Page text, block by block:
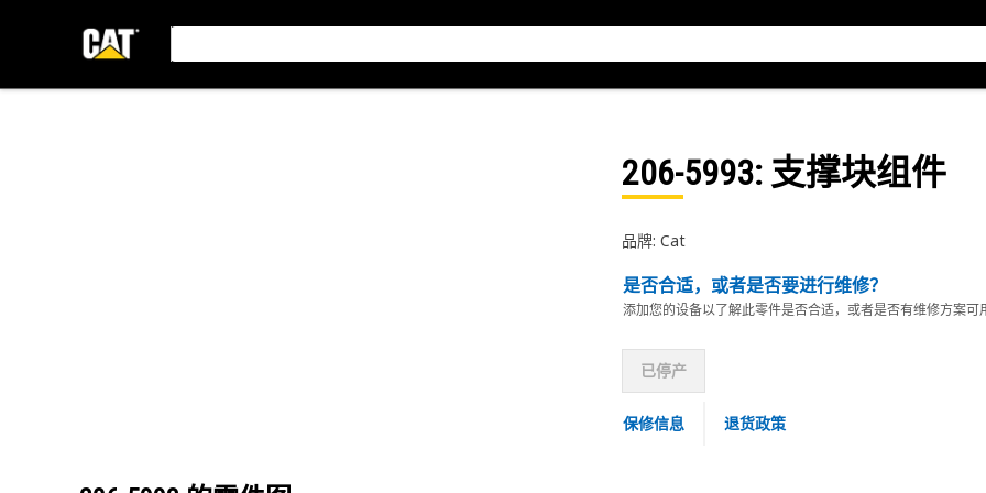
206-5993: 支撑块组件
品牌: Cat
是否合适，或者是否要进行维修？
添加您的设备以了解此零件是否合适，或者是否有维修方案可
已停产
保修信息 退货政策